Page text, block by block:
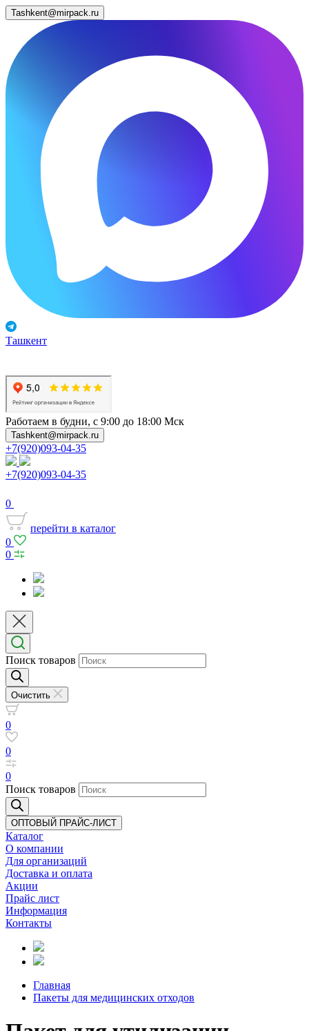
Tashkent@mirpack.ru
Ташкент
Работаем в будни, с 9:00 до 18:00 Мск
Tashkent@mirpack.ru
+7(920)093-04-35
+7(920)093-04-35
0
перейти в каталог
0
0
Поиск товаров
Очистить
0
0
0
Поиск товаров
ОПТОВЫЙ ПРАЙС-ЛИСТ
Каталог
О компании
Для организаций
Доставка и оплата
Акции
Прайс лист
Информация
Контакты
Главная
Пакеты для медицинских отходов